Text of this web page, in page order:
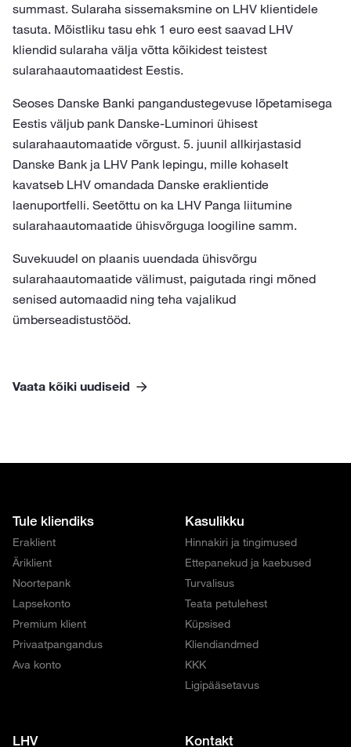
summast. Sularaha sissemaksmine on LHV klientidele
tasuta. Mõistliku tasu ehk 1 euro eest saavad LHV
kliendid sularaha välja võtta kõikidest teistest
sularahaautomaatidest Eestis.
Seoses Danske Banki pangandustegevuse lõpetamisega
Eestis väljub pank Danske-Luminori ühisest
sularahaautomaatide võrgust. 5. juunil allkirjastasid
Danske Bank ja LHV Pank lepingu, mille kohaselt
kavatseb LHV omandada Danske eraklientide
laenuportfelli. Seetõttu on ka LHV Panga liitumine
sularahaautomaatide ühisvõrguga loogiline samm.
Suvekuudel on plaanis uuendada ühisvõrgu
sularahaautomaatide välimust, paigutada ringi mõned
senised automaadid ning teha vajalikud
ümberseadistustööd.
Vaata kõiki uudiseid
Tule kliendiks
Eraklient
Äriklient
Noortepank
Lapsekonto
Premium klient
Privaatpangandus
Ava konto
Kasulikku
Hinnakiri ja tingimused
Ettepanekud ja kaebused
Turvalisus
Teata petulehest
Küpsised
Kliendiandmed
KKK
Ligipääsetavus
LHV Kontakt